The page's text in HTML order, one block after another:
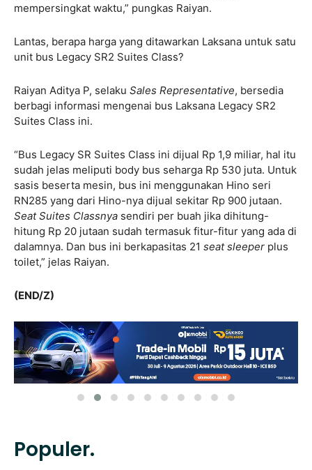
mempersingkat waktu,” pungkas Raiyan.
Lantas, berapa harga yang ditawarkan Laksana untuk satu
unit bus Legacy SR2 Suites Class?
Raiyan Aditya P, selaku Sales Representative, bersedia
berbagi informasi mengenai bus Laksana Legacy SR2
Suites Class ini.
“Bus Legacy SR Suites Class ini dijual Rp 1,9 miliar, hal itu
sudah jelas meliputi body bus seharga Rp 530 juta. Untuk
sasis beserta mesin, bus ini menggunakan Hino seri
RN285 yang dari Hino-nya dijual sekitar Rp 900 jutaan.
Seat Suites Classnya sendiri per buah jika dihitung-
hitung Rp 20 jutaan sudah termasuk fitur-fitur yang ada di
dalamnya. Dan bus ini berkapasitas 21 seat sleeper plus
toilet,” jelas Raiyan.
(END/Z)
Populer.